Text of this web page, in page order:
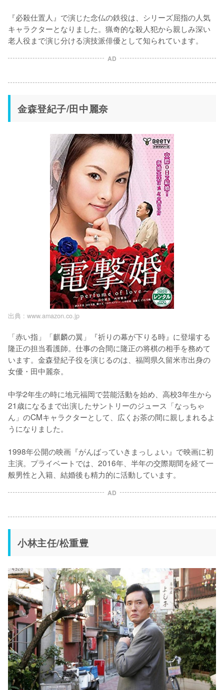
『必殺仕置人』で演じた念仏の鉄役は、シリーズ屈指の人気
キャラクターとなりました。猟奇的な殺人犯から親しみ深い
老人役まで演じ分ける演技派俳優として知られています。
AD
金森登紀子/田中麗奈
出典 : www.amazon.co.jp
「赤い指」「麒麟の翼」『祈りの幕が下りる時』に登場する
隆正の担当看護師。仕事の合間に隆正の将棋の相手を務めて
います。金森登紀子役を演じるのは、福岡県久留米市出身の
女優・田中麗奈。
中学2年生の時に地元福岡で芸能活動を始め、高校3年生から
21歳になるまで出演したサントリーのジュース「なっちゃ
ん」のCMキャラクターとして、広くお茶の間に親しまれるよ
うになりました。
1998年公開の映画『がんばっていきまっしょい』で映画に初
主演。プライベートでは、2016年、半年の交際期間を経て一
般男性と入籍、結婚後も精力的に活動しています。
AD
小林主任/松重豊